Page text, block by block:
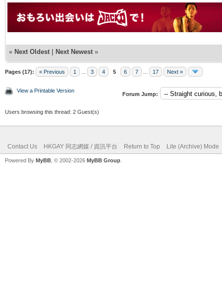
« Next Oldest | Next Newest »
Pages (17): « Previous 1 3 4 5 6 7 17 Next »
View a Printable Version
Forum Jump:
Users browsing this thread: 2 Guest(s)
Contact Us HKGAY 同志網媒 / 資訊平台 Return to Top Lite (Archive) Mode
Powered By MyBB , © 2002-2026 MyBB Group